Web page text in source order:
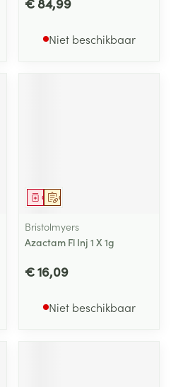
Niet beschikbaar
Op voorschrift
Geneesmiddel
Bristolmyers
Azactam Fl Inj 1 X 1g
€ 16,09
Niet beschikbaar